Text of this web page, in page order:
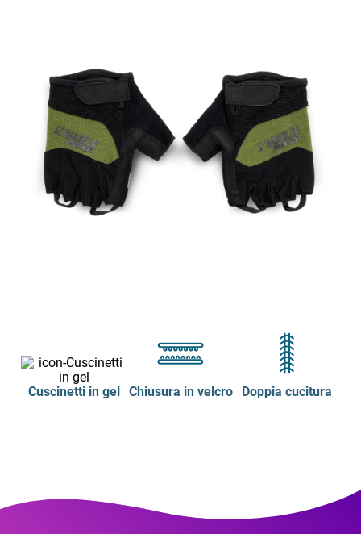
Cuscinetti in gel Chiusura in velcro Doppia cucitura